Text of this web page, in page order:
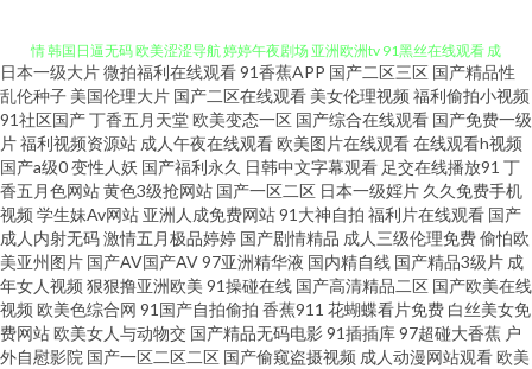
人牲爱午夜剧场 欧日美一本 伊人综合大香蕉 99精品国 亚洲另类小说网 成人
深夜福利 另类亚洲专区 天堂av福利 综合网爱豆 超碰coan人妻 福利APP导航
久久蜜桃精品屋 欧美日性爱炮图 四虎影院最新网址 91免费观看网站 成人大
香蕉网 国产在线第9页 欧美淫色网 性少妇果冻传媒 91黑料福利网 白丝巨乳被
后入 久久免费一二三 人妻东京热 wwwav大全 福利社老司机91 麻豆传媒淫视
日本一级大片微拍福利在线观看91香蕉APP 国产二区三区 国产精品性
乱伦种子 美国伦理大片 国产二区在线观看 美女伦理视频 福利偷拍小视频
91社区国产丁香五月天堂欧美变态一区 国产综合在线观看 国产免费一级
片福利视频资源站 成人午夜在线观看欧美图片在线观看在线观看h视频
国产a级0变性人妖 国产福利永久 日韩中文字幕观看 足交在线播放91 丁
香五月色网站黄色3级抢网站 国产一区二区 日本一级婬片 久久免费手机
视频 学生妹Av网站 亚洲人成免费网站91大神自拍 福利片在线观看 国产
成人内射无码激情五月极品婷婷 国产剧情精品 成人三级伦理免费偷怕欧
美亚州图片 国产AV国产AV97亚洲精华液 国内精自线 国产精品3级片 成
年女人视频 狠狠撸亚洲欧美 91操碰在线 国产高清精品二区 国产欧美在线
视频 欧美色综合网 91国产自拍偷拍 香蕉911 花蝴蝶看片免费 白丝美女免
费网站欧美女人与动物交 国产精品无码电影91插插库97超碰大香蕉 户
外自慰影院 国产一区二区二区 国产偷窥盗摄视频 成人动漫网站观看欧美